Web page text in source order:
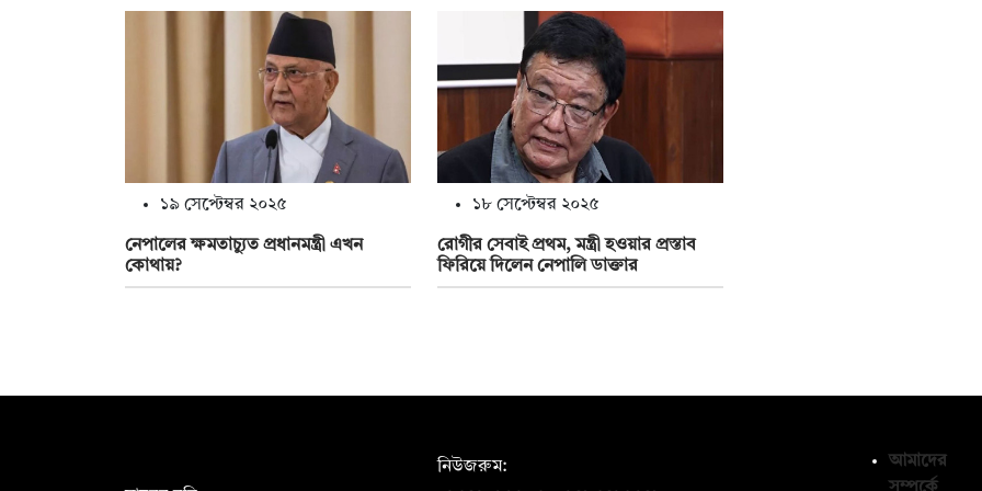
১৯ সেপ্টেম্বর ২০২৫
নেপালের ক্ষমতাচ্যুত প্রধানমন্ত্রী এখন
কোথায়?
১৮ সেপ্টেম্বর ২০২৫
রোগীর সেবাই প্রথম, মন্ত্রী হওয়ার প্রস্তাব
ফিরিয়ে দিলেন নেপালি ডাক্তার
নিউজরুম:
আমাদের
সম্পর্কে